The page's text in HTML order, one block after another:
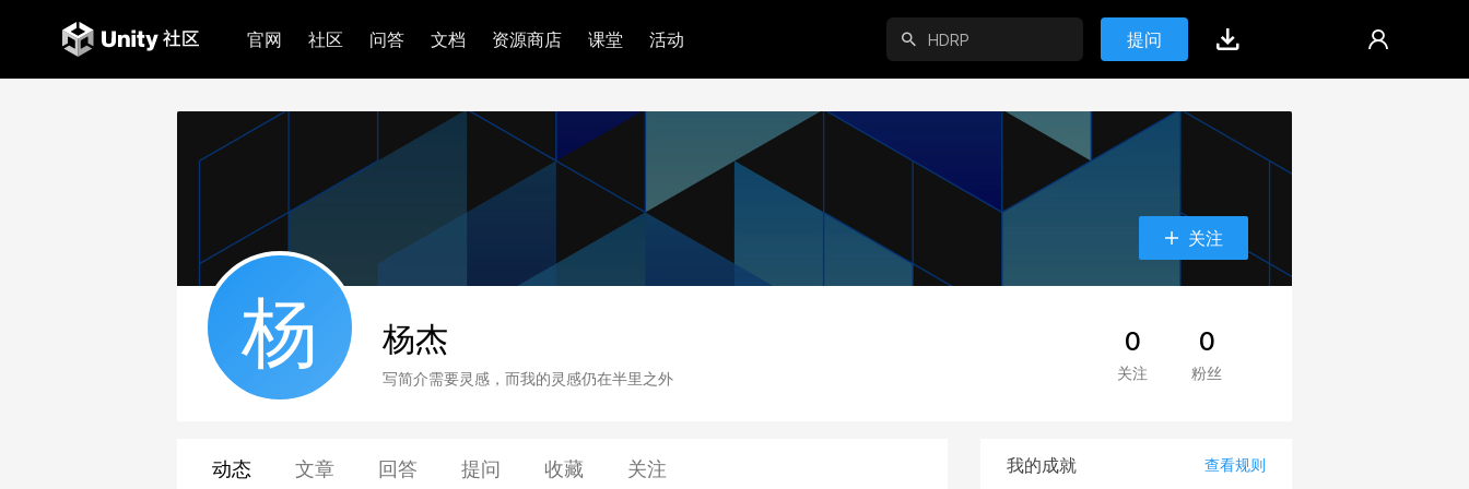
官网 社区 问答 文档 资源商店 课堂 活动 提问
关注
杨 杨杰
写简介需要灵感，而我的灵感仍在半里之外
0
关注
0
粉丝
动态 文章 回答 提问 收藏 关注 我的成就 查看规则